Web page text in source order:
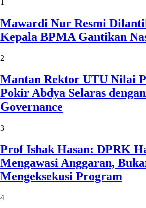
Mawardi Nur Resmi
Kepala BPMA Gantikan
2
Mantan Rektor UTU Nilai
Pokir Abdya Selaras
Governance
3
Prof Ishak Hasan: DPRK
Mengawasi Anggaran,
Mengeksekusi Program
4